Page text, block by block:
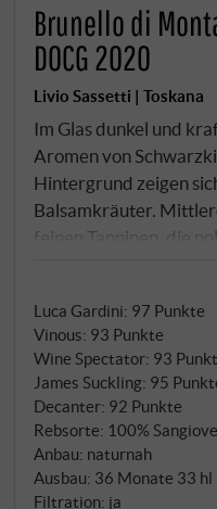
Brunello di
DOCG 2020
Livio Sassetti | Toskana
Im Glas dunkel und
Aromen von
Hintergrund zeigen
Balsamkräuter.
feinen Tanninen, die
mit dem Wein
Luca Gardini: 97 Punkte
Vinous: 93 Punkte
Wine Spectator: 93
James Suckling: 95
Decanter: 92 Punkte
Rebsorte: 100%
Anbau: naturnah
Ausbau: 36 Monate 33 hl
Filtration: ja